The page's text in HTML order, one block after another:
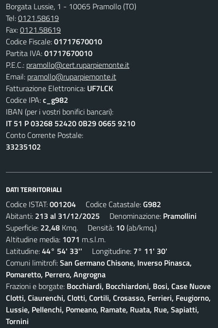
Borgata Lussie, 1 - 10065 Pramollo (TO)
Tel:0121.58619
Fax:0121.58619
Codice Fiscale:01717670010
Partita IVA:01717670010
P.E.C.: pramollo@cert.ruparpiemonte.it
Email: pramollo@ruparpiemonte.it
Fatturazione Elettronica: UF7LCK
Codice IPA:c_g982
IBAN (per i vostri bonifici bancari):
IT 51 P 03268 52420 0B29 0665 9210
Conto Corrente Postale:
33235102
DATI TERRITORIALI
Codice ISTAT:001204 Codice Catastale:G982
Abitanti: 213 al 31/12/2025 Denominazione: Pramollini
Superficie: 22,48 Kmq. Densità: 10(ab/kmq.)
Altitudine media: 1071 m.s.l.m.
Latitudine:44° 54' 33'' Longitudine: 7° 11' 30'
Comuni limitrofi:San Germano Chisone, Inverso Pinasca,
Pomaretto, Perrero, Angrogna
Frazioni e borgate: Bocchiardi, Bocchiardoni, Bosi, Case Nuove
Clotti, Ciaurenchi, Clotti, Cortili, Crosasso, Ferrieri, Feugiorno,
Lussie, Pellenchi, Pomeano, Ramate, Ruata, Rue, Sapiatti,
Tornini